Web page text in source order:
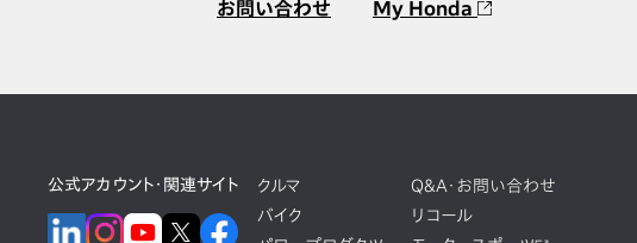
お問い合わせ My Honda
公式アカウント・関連サイト
クルマ
バイク
Q&A・お問い合わせ
リコール